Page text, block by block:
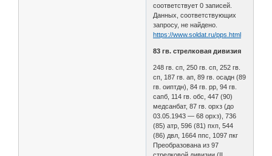
соответствует 0 записей.
Данных, соответствующих
запросу, не найдено.
https://www.soldat.ru/pps.html
83 гв. стрелковая дивизия
248 гв. сп, 250 гв. сп, 252 гв.
сп, 187 гв. ап, 89 гв. осадн (89
гв. оиптдн), 84 гв. рр, 94 гв.
сапб, 114 гв. обс, 447 (90)
медсанбат, 87 гв. орхз (до
03.05.1943 — 68 орхз), 736
(85) атр, 596 (81) пхп, 544
(86) двл, 1664 ппс, 1097 пкг
Преобразована из 97